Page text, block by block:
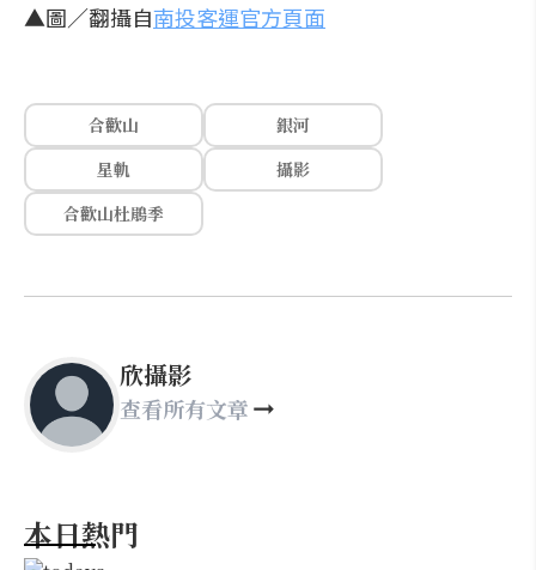
▲圖／翻攝自南投客運官方頁面
合歡山
銀河
星軌
攝影
合歡山杜鵑季
欣攝影
查看所有文章
本日熱門